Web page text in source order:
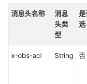
消息头名称
消息
头类
型
是
选
x-obs-acl String 否